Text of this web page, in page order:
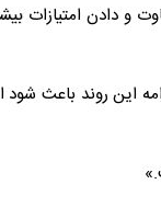
و دادن امتیازات
این روند باعث شود